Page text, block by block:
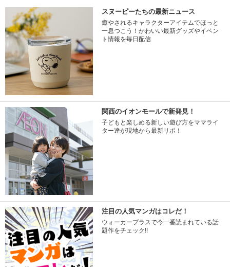
スヌーピーたちの最新ニュース
癒やされるキャラクターアイテムでほっと
一息つこう！かわいい最新グッズやイベン
ト情報を毎日配信
関西のイオンモールで新発見！
子どもと楽しめる新しい遊び方をママライ
ター達が現地から最新リポ！
注目の人気マンガはコレだ！
ウォーカープラスで今一番読まれている話
題作をチェック!!